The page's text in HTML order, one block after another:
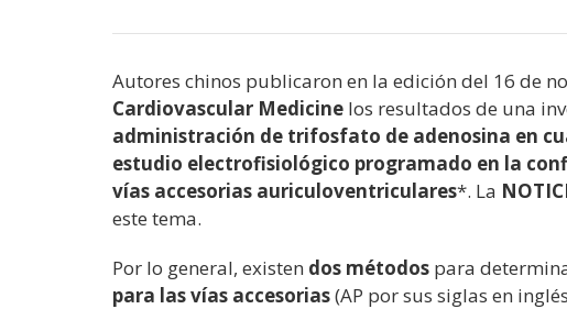
Autores chinos publicaron en la edición del 16 de
Cardiovascular Medicine los resultados de una
administración de trifosfato de adenosina en
estudio electrofisiológico programado en la
vías accesorias auriculoventriculares*. La
este tema.
Por lo general, existen dos métodos para
para las vías accesorias(AP por sus siglas en